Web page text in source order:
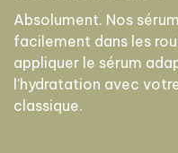
Absolument. Nos
facilement dans les
appliquer le sérum
l'hydratation avec
classique.